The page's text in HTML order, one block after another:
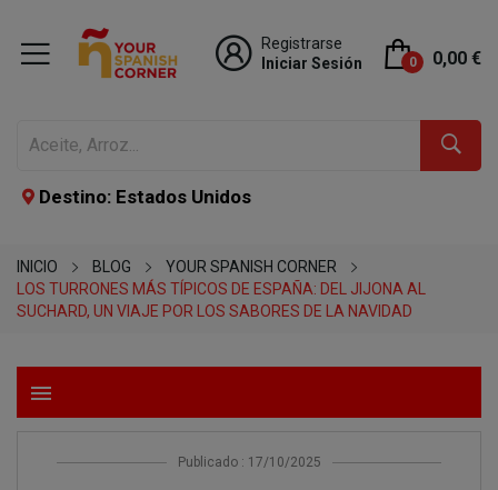
Registrarse
Iniciar Sesión
0 0,00 €
Destino: Estados Unidos
INICIO BLOG
YOUR SPANISH CORNER
LOS TURRONES MÁS TÍPICOS DE ESPAÑA: DEL JIJONA AL
SUCHARD, UN VIAJE POR LOS SABORES DE LA NAVIDAD
menu
Publicado : 17/10/2025